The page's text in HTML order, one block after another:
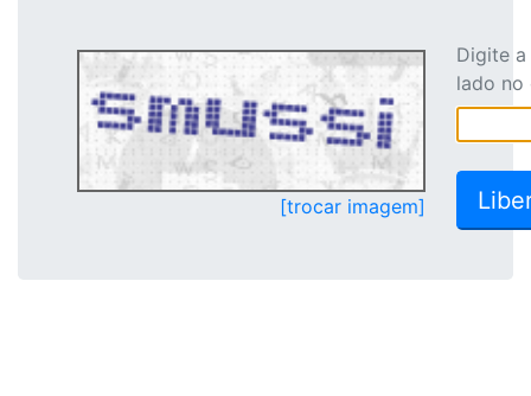
[trocar imagem]
Digite
lado no